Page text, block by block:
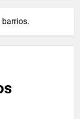
barrios.